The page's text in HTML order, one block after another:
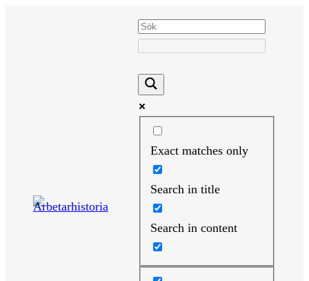
Exact matches only
Search in title
Search in content